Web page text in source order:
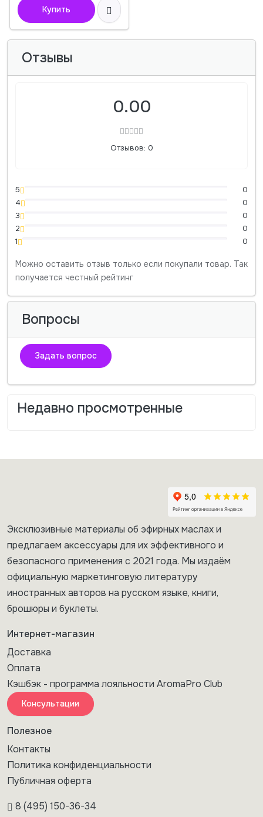
Купить
Отзывы
0.00
Отзывов: 0
5
0
4
0
3
0
2
0
1
0
Можно оставить отзыв только если покупали товар. Так
получается честный рейтинг
Вопросы
Задать вопрос
Недавно просмотренные
Эксклюзивные материалы об эфирных маслах и
предлагаем аксессуары для их эффективного и
безопасного применения с 2021 года. Мы издаём
официальную маркетинговую литературу
иностранных авторов на русском языке, книги,
брошюры и буклеты.
Интернет-магазин
Доставка
Оплата
Кэшбэк - программа лояльности AromaPro Club
Консультации
Полезное
Контакты
Политика конфиденциальности
Публичная оферта
8 (495) 150-36-34